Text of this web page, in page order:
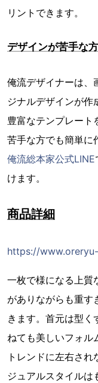
リントできます。
デザインが苦手な
俺流デザイナーは、
ジナルデザインが作
豊富なテンプレート
苦手な方でも簡単に
俺流総本家公式LINE
けます。
商品詳細
https://
一枚で様になる上質
がありながらも重す
きます。首元は型く
ねても美しいフォル
トレンドに左右さ
ジュアルスタイルは